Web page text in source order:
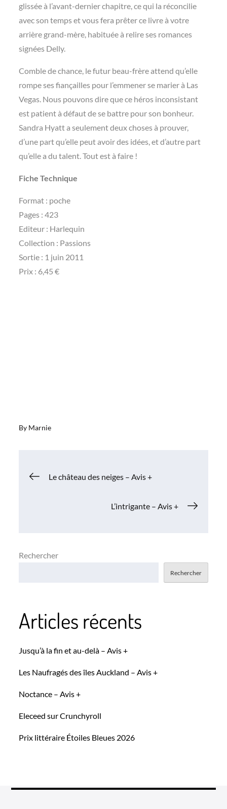
glissée à l’avant-dernier chapitre, ce qui la réconcilie
avec son temps et vous fera prêter ce livre à votre
arrière grand-mère, habituée à relire ses romances
signées Delly.
Comble de chance, le futur beau-frère attend qu’elle
rompe ses fiançailles pour l’emmener se marier à Las
Vegas. Nous pouvons dire que ce héros inconsistant
est patient à défaut de se battre pour son bonheur.
Sandra Hyatt a seulement deux choses à prouver,
d’une part qu’elle peut avoir des idées, et d’autre part
qu’elle a du talent. Tout est à faire !
Fiche Technique
Format : poche
Pages : 423
Editeur : Harlequin
Collection : Passions
Sortie : 1 juin 2011
Prix : 6,45 €
By Marnie
Navigation
Le château des neiges – Avis +
L’intrigante – Avis +
Rechercher
Rechercher
Articles récents
Jusqu’à la fin et au-delà – Avis +
Les Naufragés des îles Auckland – Avis +
Noctance – Avis +
Eleceed sur Crunchyroll
Prix littéraire Étoiles Bleues 2026